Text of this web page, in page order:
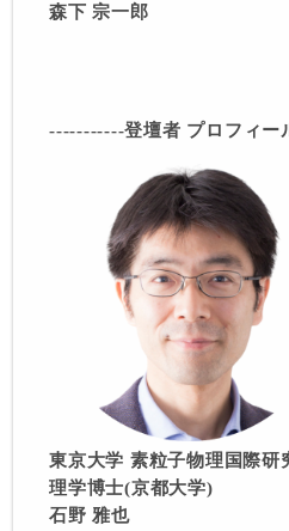
森下 宗一郎
-----------登壇者 プロフィー
東京大学 素粒子物理国際研
理学博士(京都大学)
石野 雅也